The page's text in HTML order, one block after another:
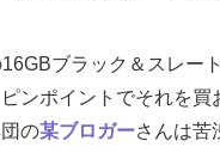
ブラック＆スレー
ンポイントでそれを買
の某ブロガーさんは苦